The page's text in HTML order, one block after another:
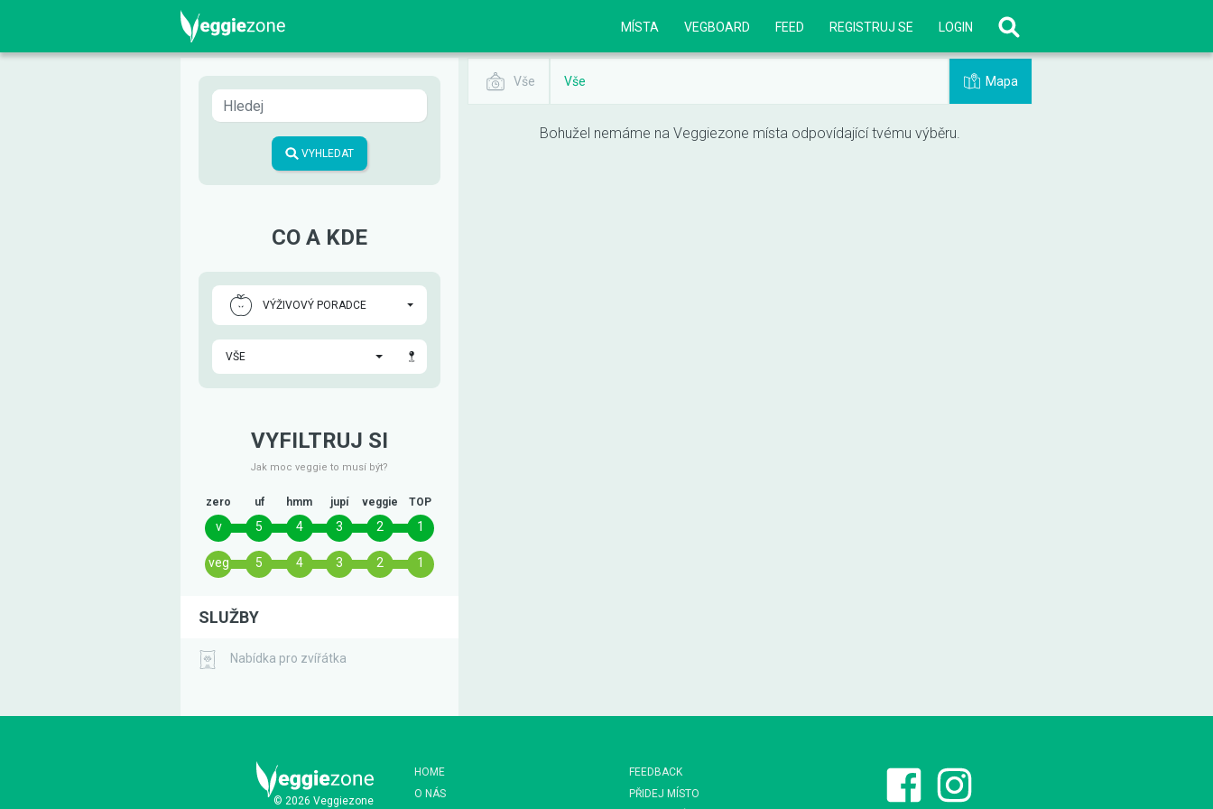
MÍSTA VEGBOARD FEED REGISTRUJ SE LOGIN
VYHLEDAT
CO A KDE
VÝŽIVOVÝ PORADCE
VŠE
VYFILTRUJ SI
Jak moc veggie to musí být?
zero uf hmm jupí veggie TOP
v 5 4 3 2 1
veg 5 4 3 2 1
SLUŽBY
Nabídka pro zvířátka
Vše Vše Mapa
Bohužel nemáme na Veggiezone místa odpovídající tvému výběru.
© 2026 Veggiezone
HOME
O NÁS
FEEDBACK
PŘIDEJ MÍSTO